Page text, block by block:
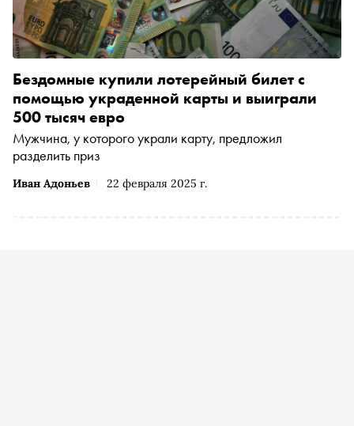
Иван Адоньев 22 февраля 2025 г.
Бездомные купили лотерейный билет с
помощью украденной карты и выиграли
500 тысяч евро
Мужчина, у которого украли карту, предложил
разделить приз